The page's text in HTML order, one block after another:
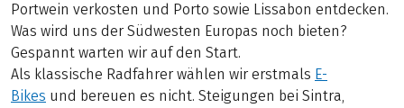
Portwein verkosten und Porto sowie Lissabon entdecken.
Was wird uns der Südwesten Europas noch bieten?
Gespannt warten wir auf den Start.
Als klassische Radfahrer wählen wir erstmals E-
Bikes und bereuen es nicht. Steigungen bei Sintra,